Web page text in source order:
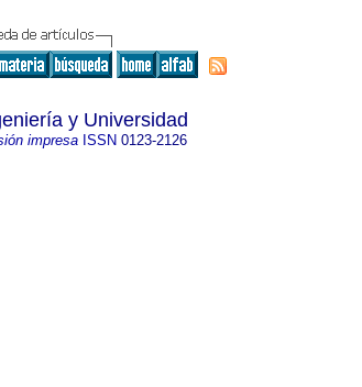
y Universidad
impresaISSN 0123-2126